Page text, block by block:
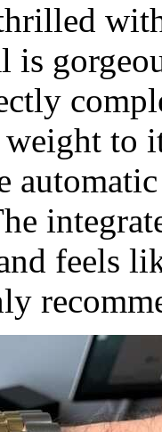
is
weight to
feels